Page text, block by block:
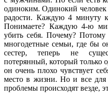
одиноким. Одинокий человек
радости. Каждую 4 минуту
Понимаете? Каждую 4-ю
убить себя. Почему?
многодетные семьи, где бы
сестер, теперь не
потерянный, который только
он очень плохо чувствует
место в жизни. Но и все для
проблемы происходят везде,